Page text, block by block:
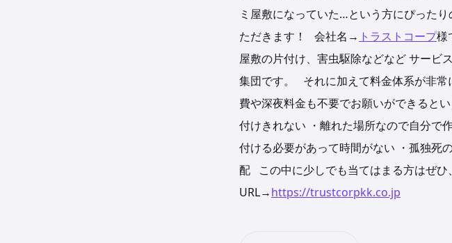
ミ屋敷になっていた…という方にぴった
ただきます！ 会社名→ トラストコープ様
屋敷の片付け、害虫駆除などなど サービ
集団です。 それに加えて料金体系が非
費や深夜料金も不要でお願いができると
付けきれない ・離れた場所なので自分で
付ける必要があって時間がない ・孤独死
配 この中に少しでも当てはまる方はぜひ
URL→https://trustcorpkk.co.jp